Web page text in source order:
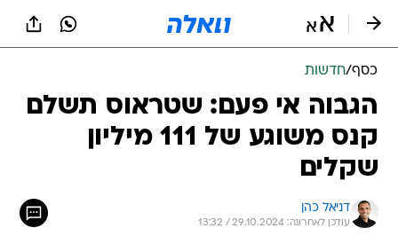
כסף/חדשות
הגבוה אי פעם: שטראוס תשלם
קנס משוגע של 111 מיליון
שקלים
דניאל כהן
עודכן לאחרונה: 29.10.2024 / 13:32